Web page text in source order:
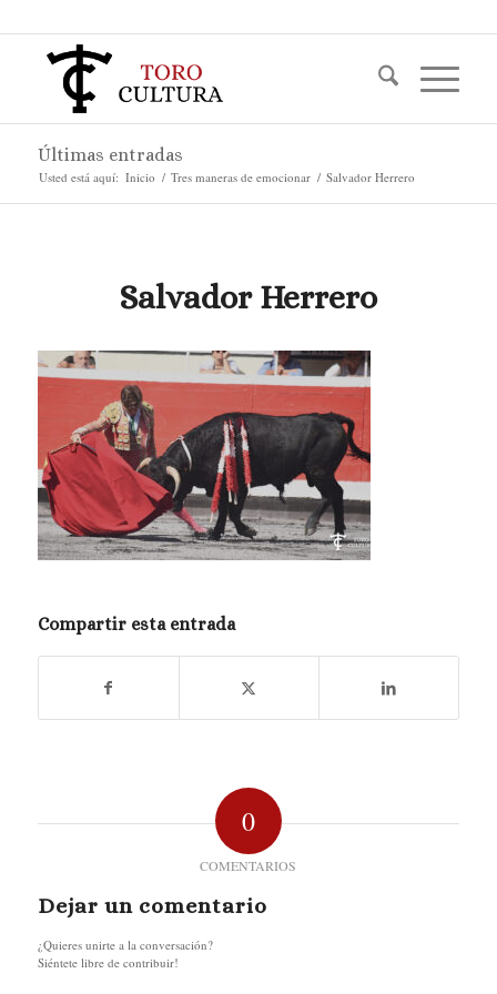
Últimas entradas
Usted está aquí: Inicio / Tres maneras de emocionar / Salvador Herrero
Salvador Herrero
Compartir esta entrada
0
COMENTARIOS
Dejar un comentario
¿Quieres unirte a la conversación?
Siéntete libre de contribuir!